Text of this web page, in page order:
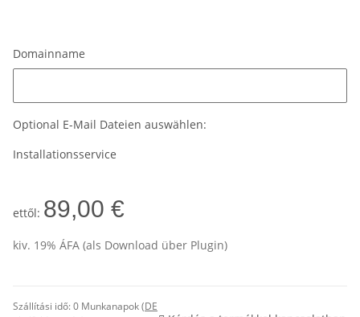
Domainname
Optional E-Mail Dateien auswählen:
Installationsservice
ettől: 89,00 €
kiv. 19% ÁFA (als Download über Plugin)
Szállítási idő:0 Munkanapok(DE